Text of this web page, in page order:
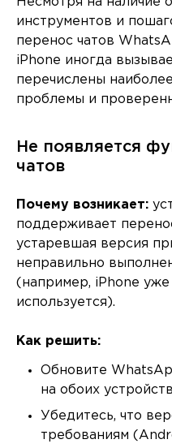
инструментов и
перенос чатов
iPhone иногда
перечислены
проблемы и
Не появляется
чатов
Почему возникает:
поддерживает
устаревшая версия
неправильно
(например, iPhone уже
используется).
Как решить:
Обновите
на обоих
Убедитесь, что
требованиям